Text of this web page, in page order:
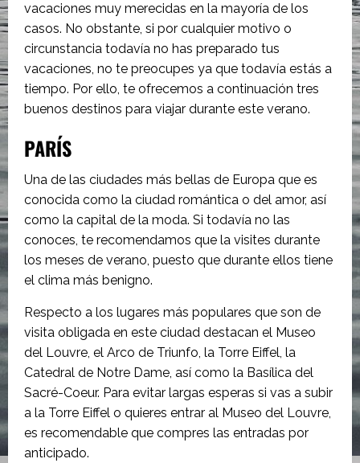
vacaciones muy merecidas en la mayoría de los
casos. No obstante, si por cualquier motivo o
circunstancia todavía no has preparado tus
vacaciones, no te preocupes ya que todavía estás a
tiempo. Por ello, te ofrecemos a continuación tres
buenos destinos para viajar durante este verano.
PARÍS
Una de las ciudades más bellas de Europa que es
conocida como la ciudad romántica o del amor, así
como la capital de la moda. Si todavía no las
conoces, te recomendamos que la visites durante
los meses de verano, puesto que durante ellos tiene
el clima más benigno.
Respecto a los lugares más populares que son de
visita obligada en este ciudad destacan el Museo
del Louvre, el Arco de Triunfo, la Torre Eiffel, la
Catedral de Notre Dame, así como la Basílica del
Sacré-Coeur. Para evitar largas esperas si vas a subir
a la Torre Eiffel o quieres entrar al Museo del Louvre,
es recomendable que compres las entradas por
anticipado.